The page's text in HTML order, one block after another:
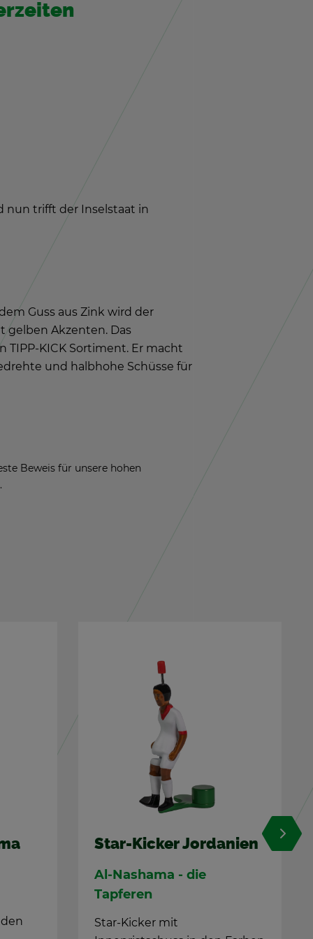
nun trifft der In­sel­staat in
Guss aus Zink wird der
gel­ben Ak­zen­ten. Das
KICK Sor­ti­ment. Er macht
und halb­ho­he Schüs­se für
Be­weis für un­se­re hohen
Star-Ki­cker Ka­na­da
The Ca­nucks
Star-Ki­cker mit
In­nen­rist­schuss­bein in den